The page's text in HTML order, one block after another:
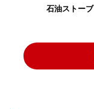
石油ストーブ